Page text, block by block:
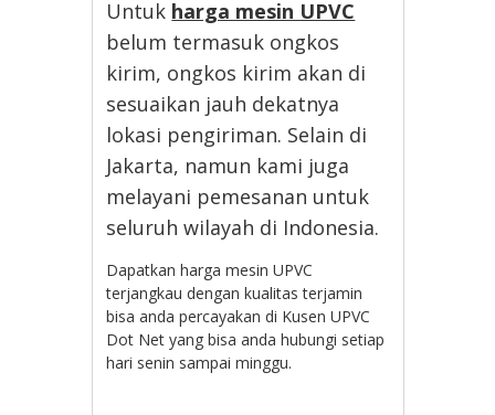
Untuk harga mesin UPVC
belum termasuk ongkos
kirim, ongkos kirim akan di
sesuaikan jauh dekatnya
lokasi pengiriman. Selain di
Jakarta, namun kami juga
melayani pemesanan untuk
seluruh wilayah di Indonesia.
Dapatkan harga mesin UPVC
terjangkau dengan kualitas terjamin
bisa anda percayakan di Kusen UPVC
Dot Net yang bisa anda hubungi setiap
hari senin sampai minggu.